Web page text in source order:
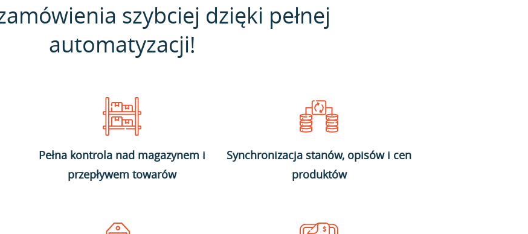
szybciej dzięki pełnej
automatyzacji!
Pełna kontrola nad magazynem i
przepływem towarów
Synchronizacja stanów, opisów i cen
produktów